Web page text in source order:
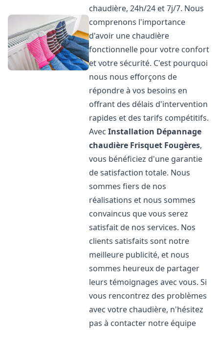
chaudière, 24h/24 et 7j/7. Nous
comprenons l'importance
d'avoir une chaudière
fonctionnelle pour votre confort
et votre sécurité. C'est pourquoi
nous nous efforçons de
répondre à vos besoins en
offrant des délais d'intervention
rapides et des tarifs compétitifs.
AvecInstallation Dépannage
chaudière Frisquet Fougères,
vous bénéficiez d'une garantie
de satisfaction totale. Nous
sommes fiers de nos
réalisations et nous sommes
convaincus que vous serez
satisfait de nos services. Nos
clients satisfaits sont notre
meilleure publicité, et nous
sommes heureux de partager
leurs témoignages avec vous. Si
vous rencontrez des problèmes
avec votre chaudière, n'hésitez
pas à contacter notre équipe